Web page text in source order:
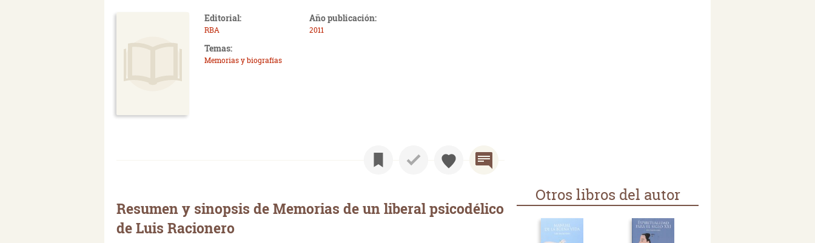
Editorial:
RBA
Año publicación:
2011
Temas:
Memorias y biografías
Resumen y sinopsis de Memorias de un liberal psicodélico
de Luis Racionero
Otros libros del autor